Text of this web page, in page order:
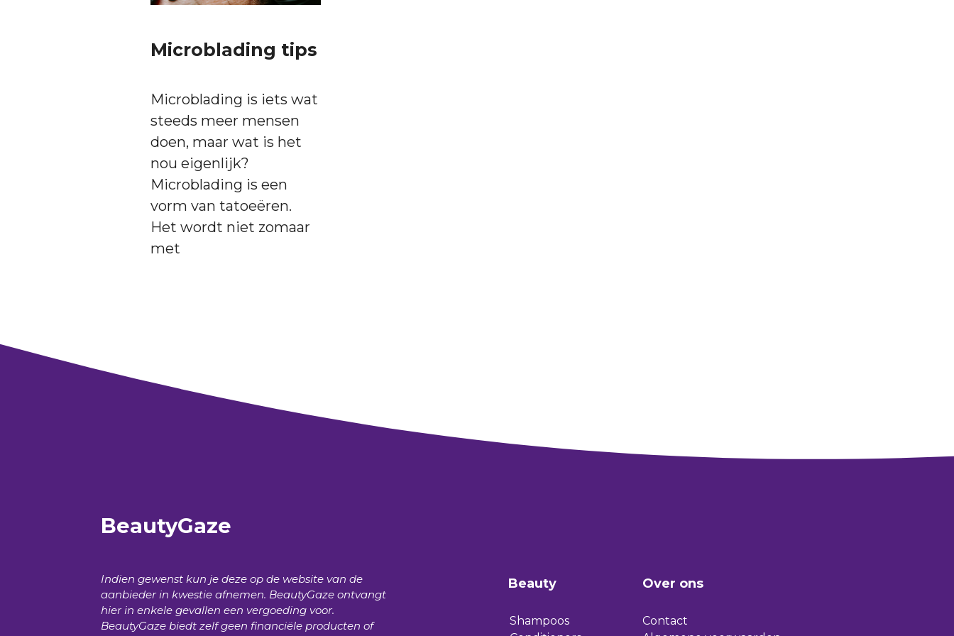
Microblading tips
Microblading is iets wat
steeds meer mensen
doen, maar wat is het
nou eigenlijk?
Microblading is een
vorm van tatoeëren.
Het wordt niet zomaar
met
BeautyGaze
Indien gewenst kun je deze op de website van de
aanbieder in kwestie afnemen. BeautyGaze ontvangt
hier in enkele gevallen een vergoeding voor.
BeautyGaze biedt zelf geen financiële producten of
Beauty
Shampoos
Over ons
Contact